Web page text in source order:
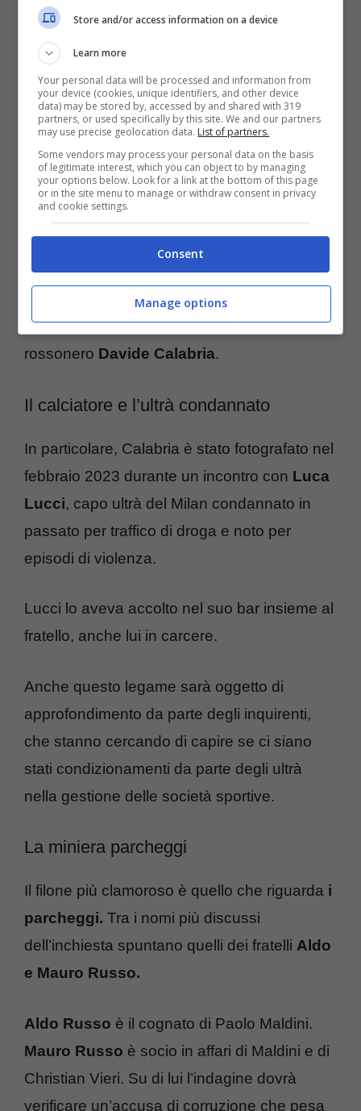
andranno spiegate e quantificate le
responsabilità soggettive.
Inchiesta Ultras: Milan e Inter, i coinvolti
Tra le figure di spicco coinvolte nell’inchiesta
emergono anche nomi noti del panorama
calcistico milanese. I pm, infatti, potrebbero
presto ascoltare come persone informate sui
fatti diversi dirigenti e calciatori di Milan e
Inter, tra cui l’allenatore nerazzurroSimone
, il vicepresidenteJavier Zanetti
difensoreMilan Skriniare il capitano
rossonero Davide Calabria.
Il calciatore e l’ultrà condannato
In particolare, Calabria è stato fotografato nel
febbraio 2023 durante un incontro con Luca
Lucci, capo ultrà del Milan condannato in
passato per traffico di droga e noto per
episodi di violenza.
Lucci lo aveva accolto nel suo bar insieme al
fratello, anche lui in carcere.
Anche questo legame sarà oggetto di
approfondimento da parte degli inquirenti,
che stanno cercando di capire se ci siano
stati condizionamenti da parte degli ultrà
nella gestione delle società sportive.
La miniera parcheggi
Il filone più clamoroso è quello che riguarda i
parcheggi. Tra i nomi più discussi
dell’inchiesta spuntano quelli dei fratelli Aldo
e Mauro Russo.
Aldo Russo è il cognato di Paolo Maldini.
Mauro Russo è socio in affari di Maldini e di
Christian Vieri. Su di lui l’indagine dovrà
verificare un’accusa di corruzione che pesa
Store and/or access information on a device
Learn more
Your personal data will be processed and information from
your device (cookies, unique identifiers, and other device
data) may be stored by, accessed by and shared with 319
partners, or used specifically by this site. We and our partners
may use precise geolocation data. List of partners.
Some vendors may process your personal data on the basis
of legitimate interest, which you can object to by managing
your options below. Look for a link at the bottom of this page
or in the site menu to manage or withdraw consent in privacy
and cookie settings.
Consent
Manage options